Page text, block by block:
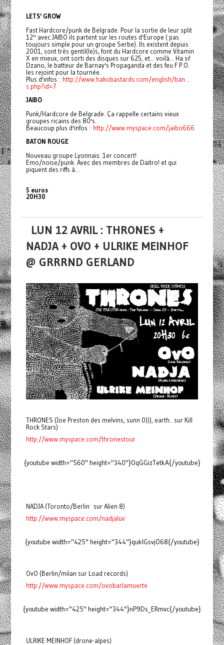
LETS' GROW
Fast Hardcore/punk de Belgrade. Pour la sortie de leur split
12'' avec JAIBO ils partent sur les routes d'Europe ( pas
toujours simple pour un groupe Serbe). Ils existent depuis
2001, sont très gentil(le)s, font du Hardcore comme Vitamin
X en mieux, ont sorti des disques sur 625, et... voilà... Ha si!
Dzano, le batteur de Barnay's Propaganda et des feu F.P.O.
les rejoint pour la tournée.
Plus d'infos : http://www.hakobastards.com/english/ban ...
s.php?id=7
JAIBO
Punk/Hardcore de Belgrade. Ça rappelle certains vieux
groupes ricains des 80's.
Beaucoup plus d'infos : http://www.myspace.com/jaibo666
BATON ROUGE
Nouveau groupe Lyonnais. 1er concert!
Emo/noise/punk. Avec des membres de Daïtro! et qui
piquent des riffs à...
5 euros
20H30
LUN 12 AVRIL : THRONES +
NADJA + OVO + ULRIKE MEINHOF
@ GRRRND GERLAND
THRONES (Joe Preston des melvins, sunn 0))), earth.. sur Kill
Rock Stars)
http://www.myspace.com/thronestour
{youtube width="560" height="340"}OqGGizTetkA{/youtube}
NADJA (Toronto/Berlin sur Alien 8)
http://www.myspace.com/nadjaluv
{youtube width="425" height="344"}quklGsvjO68{/youtube}
OvO (Berlin/milan sur Load records)
http://www.myspace.com/ovobarlamuerte
{youtube width="425" height="344"}nP9Ds_ERmvc{/youtube}
ULRIKE MEINHOF (drone-alpes)